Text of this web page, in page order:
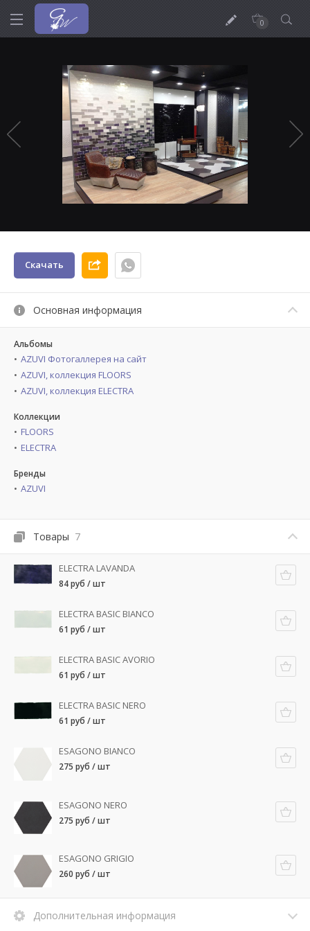
0
Скачать
Основная информация
Альбомы
AZUVI Фотогаллерея на сайт
AZUVI, коллекция FLOORS
AZUVI, коллекция ELECTRA
Коллекции
FLOORS
ELECTRA
Бренды
AZUVI
Товары 7
ELECTRA LAVANDA
84 руб / шт
ELECTRA BASIC BIANCO
61 руб / шт
ELECTRA BASIC AVORIO
61 руб / шт
ELECTRA BASIC NERO
61 руб / шт
ESAGONO BIANCO
275 руб / шт
ESAGONO NERO
275 руб / шт
ESAGONO GRIGIO
260 руб / шт
Дополнительная информация